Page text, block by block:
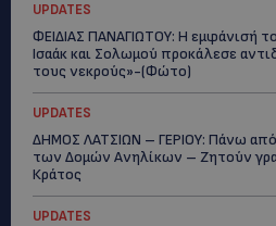
UPDATES
ΦΕΙΔΙΑΣ ΠΑΝΑΓΙΩΤΟΥ: Η εμφάνισή
Ισαάκ και Σολωμού προκάλεσε
τους νεκρούς»-(Φώτο)
UPDATES
ΔΗΜΟΣ ΛΑΤΣΙΩΝ – ΓΕΡΙΟΥ: Πάνω
των Δομών Ανηλίκων – Ζητούν
Κράτος
UPDATES